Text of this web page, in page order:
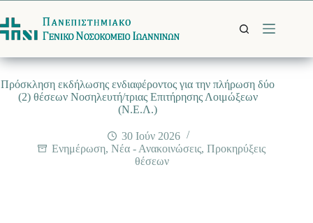
στο
περιεχόμενο
Πρόσκληση εκδήλωσης ενδιαφέροντος για την πλήρωση δύο
(2) θέσεων Νοσηλευτή/τριας Επιτήρησης Λοιμώξεων
(Ν.Ε.Λ.)
30 Ιούν 2026
Ενημέρωση,Νέα - Ανακοινώσεις,Προκηρύξεις
θέσεων